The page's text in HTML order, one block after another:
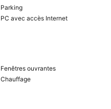
Parking
PC avec accès Internet
Fenêtres ouvrantes
Chauffage